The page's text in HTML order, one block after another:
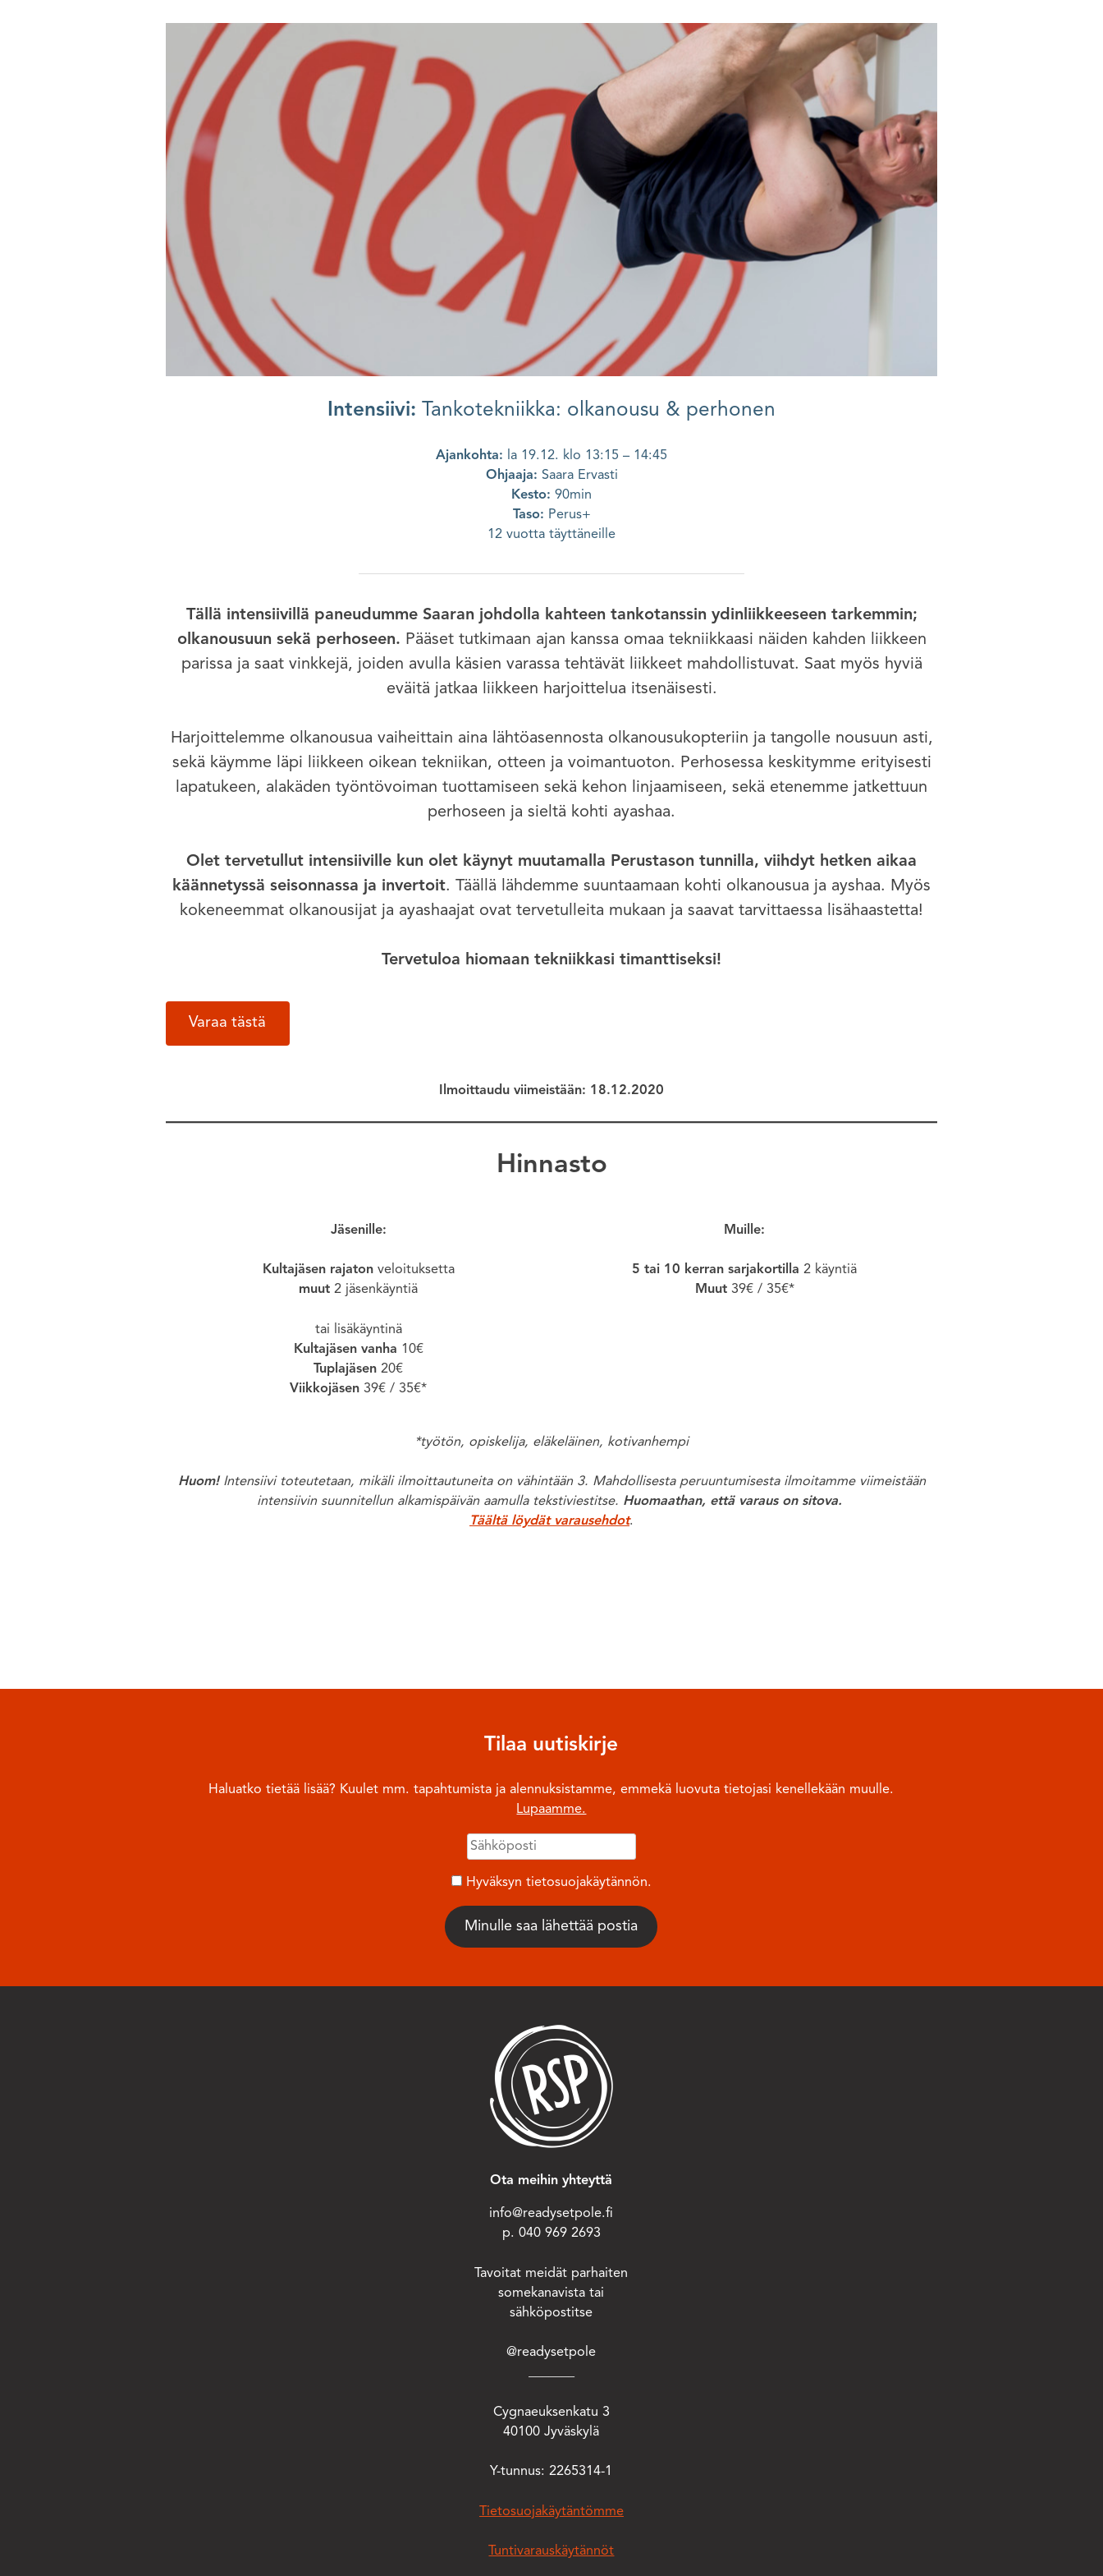
Intensiivi: Tankotekniikka: olkanousu & perhonen
Ajankohta:
la 19.12. klo 13:15 – 14:45
Ohjaaja: Saara Ervasti
Kesto: 90min
Taso: Perus+
12 vuotta täyttäneille
Tällä intensiivillä paneudumme Saaran johdolla kahteen tankotanssin ydinliikkeeseen tarkemmin;
olkanousuun sekä perhoseen. Pääset tutkimaan ajan kanssa omaa tekniikkaasi näiden kahden liikkeen
parissa ja saat vinkkejä, joiden avulla käsien varassa tehtävät liikkeet mahdollistuvat. Saat myös hyviä
eväitä jatkaa liikkeen harjoittelua itsenäisesti.
Harjoittelemme olkanousua vaiheittain aina lähtöasennosta olkanousukopteriin ja tangolle nousuun asti,
sekä käymme läpi liikkeen oikean tekniikan, otteen ja voimantuoton. Perhosessa keskitymme erityisesti
lapatukeen, alakäden työntövoiman tuottamiseen sekä kehon linjaamiseen, sekä etenemme jatkettuun
perhoseen ja sieltä kohti ayashaa.
Olet tervetullut intensiiville kun olet käynyt muutamalla Perustason tunnilla, viihdyt hetken aikaa
käännetyssä seisonnassa ja invertoit. Täällä lähdemme suuntaamaan kohti olkanousua ja ayshaa. Myös
kokeneemmat olkanousijat ja ayashaajat ovat tervetulleita mukaan ja saavat tarvittaessa lisähaastetta!
Tervetuloa hiomaan tekniikkasi timanttiseksi!
Varaa tästä
Ilmoittaudu viimeistään: 18.12.2020
Hinnasto
Jäsenille:
Kultajäsen rajatonveloituksetta
muut 2 jäsenkäyntiä
tai lisäkäyntinä
Kultajäsen vanha 10€
Tuplajäsen 20€
Viikkojäsen 39€ / 35€*
Muille:
5 tai 10 kerran sarjakortilla 2 käyntiä
Muut39€ / 35€*
*työtön, opiskelija, eläkeläinen, kotivanhempi
Huom!Intensiivi toteutetaan, mikäli ilmoittautuneita on vähintään 3. Mahdollisesta peruuntumisesta ilmoitamme viimeistään
intensiivin suunnitellun alkamispäivän aamulla tekstiviestitse. Huomaathan, että varaus on sitova.
Täältä löydät varausehdot.
Tilaa uutiskirje
Haluatko tietää lisää? Kuulet mm. tapahtumista ja alennuksistamme, emmekä luovuta tietojasi kenellekään muulle.
Lupaamme.
Hyväksyn tietosuojakäytännön.
Ota meihin yhteyttä
info@readysetpole.fi
p. 040 969 2693
Tavoitat meidät parhaiten
somekanavista tai
sähköpostitse
@readysetpole
Cygnaeuksenkatu 3
40100 Jyväskylä
Y-tunnus: 2265314-1
Tietosuojakäytäntömme
Tuntivarauskäytännöt